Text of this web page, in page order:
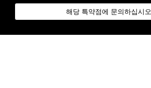
해당 특약점에 문의하십시오